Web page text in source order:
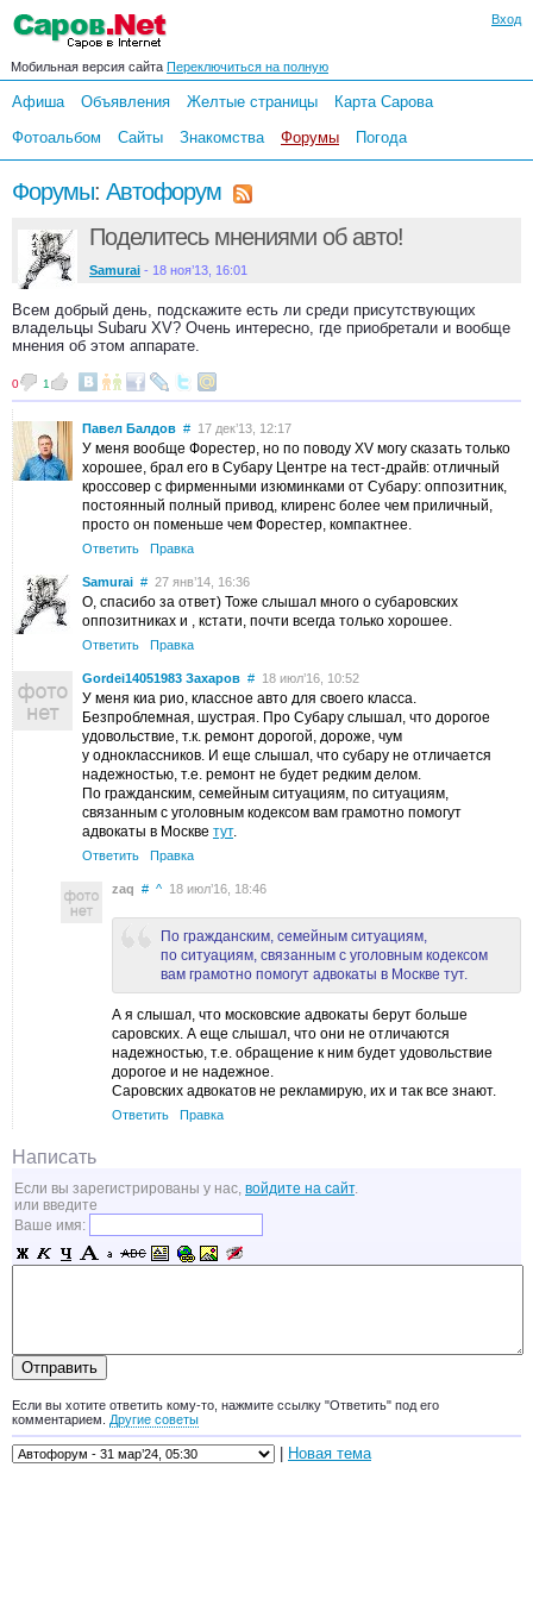
Вход
Мобильная версия сайта Переключиться на полную
Афиша Объявления Желтые страницы
Карта Сарова
Фотоальбом
Сайты Знакомства Форумы Погода
Форумы: Автофорум
Поделитесь мнениями об авто!
Samurai - 18 ноя’13, 16:01
Всем добрый день, подскажите есть ли среди присутствующих
владельцы Subaru XV? Очень интересно, где приобретали и вообще
мнения об этом аппарате.
0 1
Павел Балдов # 17 дек’13, 12:17
У меня вообще Форестер, но по поводу XV могу сказать только
хорошее, брал его в Субару Центре на тест-драйв: отличный
кроссовер с фирменными изюминками от Субару: оппозитник,
постоянный полный привод, клиренс более чем приличный,
просто он поменьше чем Форестер, компактнее.
Ответить Правка
Samurai # 27 янв’14, 16:36
О, спасибо за ответ) Тоже слышал много о субаровских
оппозитниках и , кстати, почти всегда только хорошее.
Ответить Правка
Gordei14051983 Захаров # 18 июл’16, 10:52
У меня киа рио, классное авто для своего класса.
Безпроблемная, шустрая. Про Субару слышал, что дорогое
удовольствие, т.к. ремонт дорогой, дороже, чум
у одноклассников. И еще слышал, что субару не отличается
надежностью, т.е. ремонт не будет редким делом.
По гражданским, семейным ситуациям, по ситуациям,
связанным с уголовным кодексом вам грамотно помогут
адвокаты в Москве тут.
Ответить Правка
zaq # ^ 18 июл’16, 18:46
По гражданским, семейным ситуациям,
по ситуациям, связанным с уголовным кодексом
вам грамотно помогут адвокаты в Москве тут.
А я слышал, что московские адвокаты берут больше
саровских. А еще слышал, что они не отличаются
надежностью, т.е. обращение к ним будет удовольствие
дорогое и не надежное.
Саровских адвокатов не рекламирую, их и так все знают.
Ответить Правка
Написать
Если вы зарегистрированы у нас, войдите на сайт.
или введите
Ваше имя:
Если вы хотите ответить кому-то, нажмите ссылку "Ответить" под его
комментарием. Другие советы
Новая тема